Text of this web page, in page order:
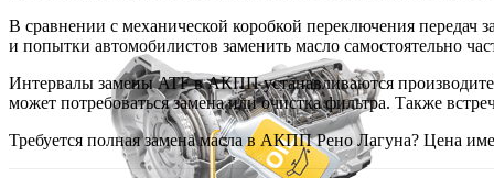
В сравнении с механической коробкой переключения передач
и попытки автомобилистов заменить масло самостоятельно
Интервалы замены ATF в АКПП устанавливаются
может потребоваться замена или очистка фильтра. Также
Требуется полная замена масла в АКПП Рено Лагуна? Цена